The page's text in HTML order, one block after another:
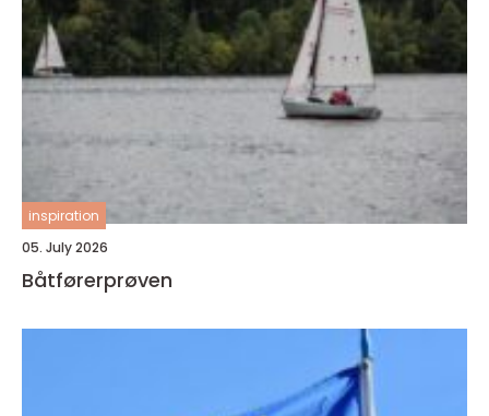
inspiration
05. July 2026
Båtførerprøven